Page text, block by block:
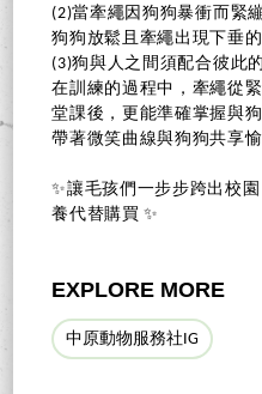
(2)當牽繩因狗狗暴衝而緊
狗狗放鬆且牽繩出現下垂
(3)狗與人之間須配合彼此
在訓練的過程中，牽繩從
堂課後，更能準確掌握與
帶著微笑曲線與狗狗共享
✨讓毛孩們一步步跨出校
養代替購買 ✨
EXPLORE MORE
中原動物服務社IG